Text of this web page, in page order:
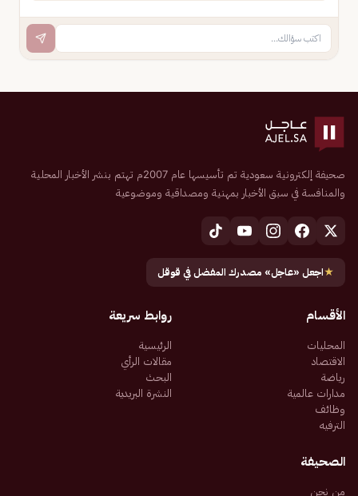
صحيفة إلكترونية سعودية تم تأسيسها عام 2007م تهتم بنشر الأخبار المحلية
والمنافسة في سبق الأخبار بمهنية ومصداقية وموضوعية
★اجعل «عاجل» مصدرك المفضل في قوقل
الأقسام
المحليات
الاقتصاد
رياضة
مدارات عالمية
وظائف
الترفيه
روابط سريعة
الرئيسية
مقالات الرأي
البحث
النشرة البريدية
الصحيفة
من نحن